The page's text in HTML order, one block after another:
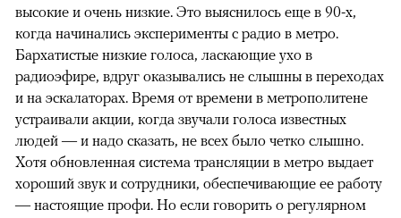
высокие и очень низкие. Это выяснилось еще в 90-х,
когда начинались эксперименты с радио в метро.
Бархатистые низкие голоса, ласкающие ухо в
радиоэфире, вдруг оказывались не слышны в переходах
и на эскалаторах. Время от времени в метрополитене
устраивали акции, когда звучали голоса известных
людей — и надо сказать, не всех было четко слышно.
Хотя обновленная система трансляции в метро выдает
хороший звук и сотрудники, обеспечивающие ее работу
— настоящие профи. Но если говорить о регулярном